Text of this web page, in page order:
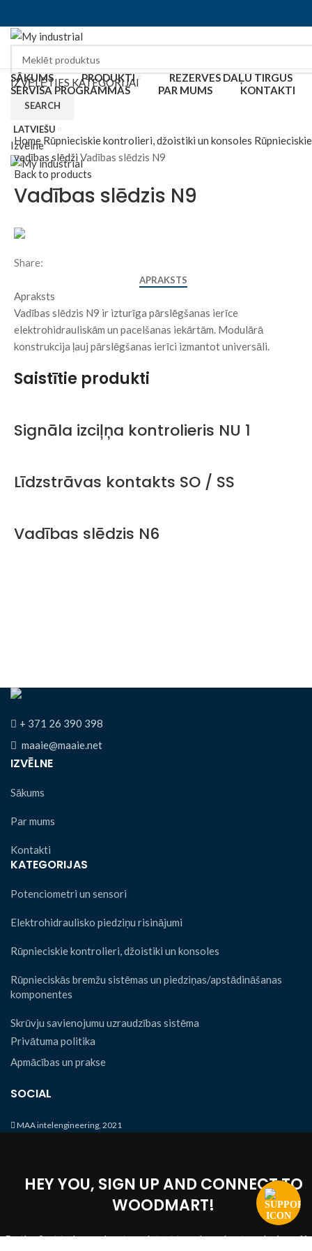
IZVĒLĒTIES KATEGORIJAI
SEARCH
LATVIEŠU
Izvēlne
SĀKUMS PRODUKTI
REZERVES DAĻU TIRGUS
SERVISA PROGRAMMAS
PAR MUMS KONTAKTI
Click to enlarge
Home Rūpnieciskie kontrolieri, džoistiki un konsoles Rūpnieciskie
vadības slēdži Vadības slēdzis N9
Back to products
Vadības slēdzis N9
Share:
APRAKSTS
Apraksts
Vadības slēdzis N9 ir izturīga pārslēgšanas ierīce
elektrohidrauliskām un pacelšanas iekārtām. Modulārā
konstrukcija ļauj pārslēgšanas ierīci izmantot universāli.
Saistītie produkti
Signāla izciļņa kontrolieris NU 1
Līdzstrāvas kontakts SO / SS
Vadības slēdzis N6
+ 371 26 390 398
maaie@maaie.net
IZVĒLNE
Sākums
Par mums
Kontakti
KATEGORIJAS
Potenciometri un sensori
Elektrohidraulisko piedziņu risinājumi
Rūpnieciskie kontrolieri, džoistiki un konsoles
Rūpnieciskās bremžu sistēmas un piedziņas/apstādināšanas
komponentes
Skrūvju savienojumu uzraudzības sistēma
Privātuma politika
Apmācības un prakse
SOCIAL
MAA intelengineering, 2021
HEY YOU, SIGN UP AND CONNECT TO
WOODMART!
Be the first to learn about our latest trends and get exclusive